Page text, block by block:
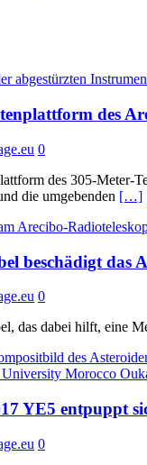
des
0
des 305-Meter-
die umgebenden […]
beschädigt das
0
das dabei hilft, eine
YE5 entpuppt
0